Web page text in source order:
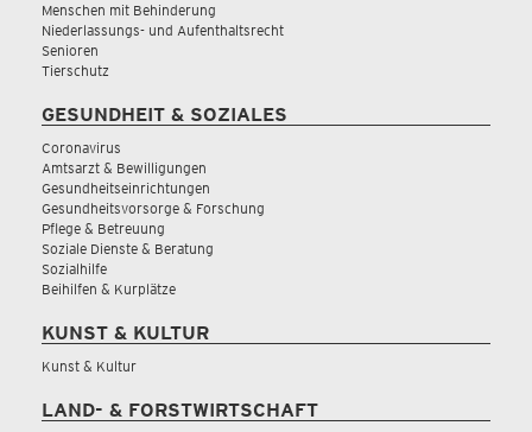
Menschen mit Behinderung
Niederlassungs- und Aufenthaltsrecht
Senioren
Tierschutz
GESUNDHEIT & SOZIALES
Coronavirus
Amtsarzt & Bewilligungen
Gesundheitseinrichtungen
Gesundheitsvorsorge & Forschung
Pflege & Betreuung
Soziale Dienste & Beratung
Sozialhilfe
Beihilfen & Kurplätze
KUNST & KULTUR
Kunst & Kultur
LAND- & FORSTWIRTSCHAFT